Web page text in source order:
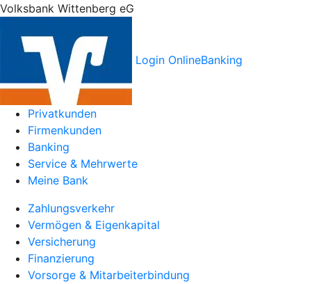
Volksbank Wittenberg eG
Login OnlineBanking
Privatkunden
Firmenkunden
Banking
Service & Mehrwerte
Meine Bank
Zahlungsverkehr
Vermögen & Eigenkapital
Versicherung
Finanzierung
Vorsorge & Mitarbeiterbindung